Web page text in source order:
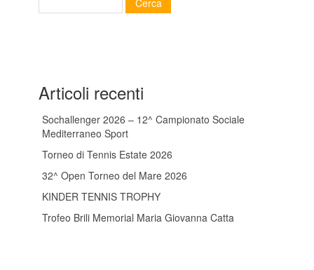
Articoli recenti
Sochallenger 2026 – 12^ Campionato Sociale
Mediterraneo Sport
Torneo di Tennis Estate 2026
32^ Open Torneo del Mare 2026
KINDER TENNIS TROPHY
Trofeo Brili Memorial Maria Giovanna Catta